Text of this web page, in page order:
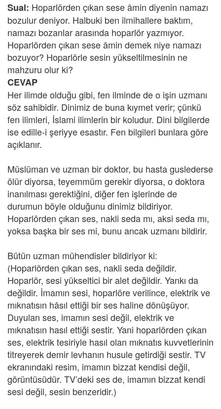
Sual: Hoparlörden çıkan sese âmin diyenin namazı
bozulur deniyor. Halbuki ben ilmihallere baktım,
namazı bozanlar arasında hoparlör yazmıyor.
Hoparlörden çıkan sese âmin demek niye namazı
bozuyor? Hoparlörle sesin yükseltilmesinin ne
mahzuru olur ki?
CEVAP
Her ilimde olduğu gibi, fen ilminde de o işin uzmanı
söz sahibidir. Dinimiz de buna kıymet verir; çünkü
fen ilimleri, İslami ilimlerin bir koludur. Dini bilgilerde
ise edille-i şeriyye esastır. Fen bilgileri bunlara göre
açıklanır.
Müslüman ve uzman bir doktor, bu hasta guslederse
ölür diyorsa, teyemmüm gerekir diyorsa, o doktora
inanılması gerektiğini, diğer fen işlerinde de
durumun böyle olduğunu dinimiz bildiriyor.
Hoparlörden çıkan ses, nakli seda mı, aksi seda mı,
yoksa başka bir ses mi, bunu ancak uzmanı bildirir.
Bütün uzman mühendisler bildiriyor ki:
(Hoparlörden çıkan ses, nakli seda değildir.
Hoparlör, sesi yükseltici bir alet değildir. Yankı da
değildir. İmamın sesi, hoparlöre verilince, elektrik ve
mıknatısın hâsıl ettiği bir ses haline dönüşüyor.
Duyulan ses, imamın sesi değil, elektrik ve
mıknatısın hasıl ettiği sestir. Yani hoparlörden çıkan
ses, elektrik tesiriyle hasıl olan mıknatıs kuvvetlerinin
titreyerek demir levhanın husule getirdiği sestir. TV
ekranındaki resim, imamın bizzat kendisi değil,
görüntüsüdür. TV’deki ses de, imamın bizzat kendi
sesi değil, sesin benzeridir.)